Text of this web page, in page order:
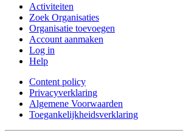
Activiteiten
Zoek Organisaties
Organisatie toevoegen
Account aanmaken
Log in
Help
Content policy
Privacyverklaring
Algemene Voorwaarden
Toegankelijkheidsverklaring